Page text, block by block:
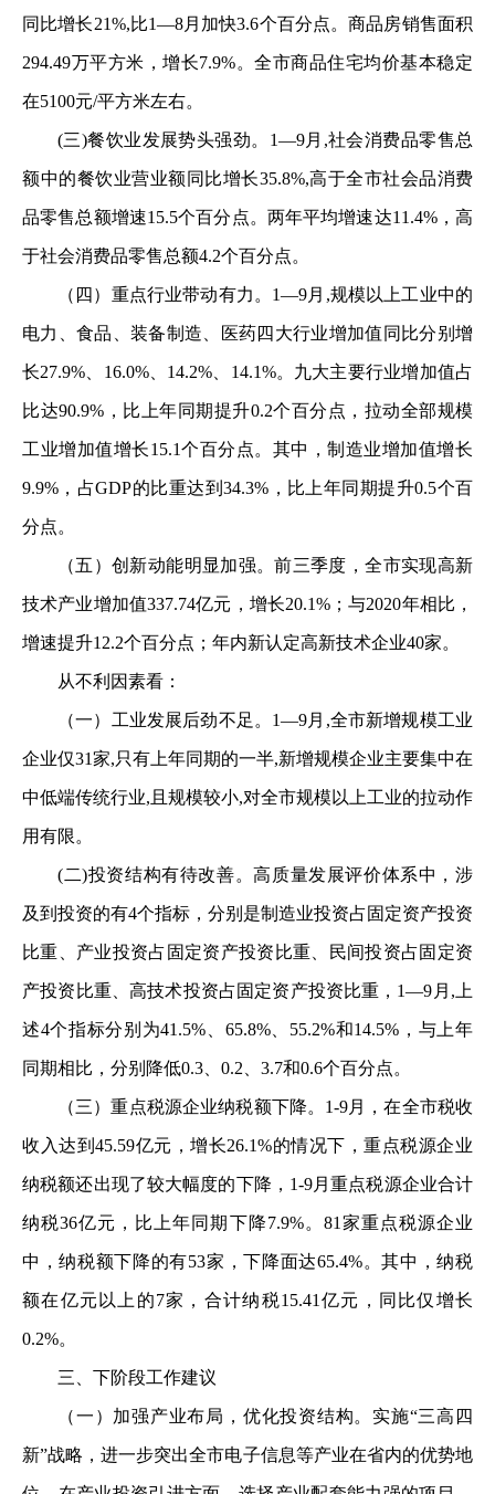
同比增长21%,比1—8月加快3.6个百分点。商品房销售面积
294.49万平方米，增长7.9%。全市商品住宅均价基本稳定
在5100元/平方米左右。
(三)餐饮业发展势头强劲。1—9月,社会消费品零售总
额中的餐饮业营业额同比增长35.8%,高于全市社会品消费
品零售总额增速15.5个百分点。两年平均增速达11.4%，高
于社会消费品零售总额4.2个百分点。
（四）重点行业带动有力。1—9月,规模以上工业中的
电力、食品、装备制造、医药四大行业增加值同比分别增
长27.9%、16.0%、14.2%、14.1%。九大主要行业增加值占
比达90.9%，比上年同期提升0.2个百分点，拉动全部规模
工业增加值增长15.1个百分点。其中，制造业增加值增长
9.9%，占GDP的比重达到34.3%，比上年同期提升0.5个百
分点。
（五）创新动能明显加强。前三季度，全市实现高新
技术产业增加值337.74亿元，增长20.1%；与2020年相比，
增速提升12.2个百分点；年内新认定高新技术企业40家。
从不利因素看：
（一）工业发展后劲不足。1—9月,全市新增规模工业
企业仅31家,只有上年同期的一半,新增规模企业主要集中在
中低端传统行业,且规模较小,对全市规模以上工业的拉动作
用有限。
(二)投资结构有待改善。高质量发展评价体系中，涉
及到投资的有4个指标，分别是制造业投资占固定资产投资
比重、产业投资占固定资产投资比重、民间投资占固定资
产投资比重、高技术投资占固定资产投资比重，1—9月,上
述4个指标分别为41.5%、65.8%、55.2%和14.5%，与上年
同期相比，分别降低0.3、0.2、3.7和0.6个百分点。
（三）重点税源企业纳税额下降。1-9月，在全市税收
收入达到45.59亿元，增长26.1%的情况下，重点税源企业
纳税额还出现了较大幅度的下降，1-9月重点税源企业合计
纳税36亿元，比上年同期下降7.9%。81家重点税源企业
中，纳税额下降的有53家，下降面达65.4%。其中，纳税
额在亿元以上的7家，合计纳税15.41亿元，同比仅增长
0.2%。
三、下阶段工作建议
（一）加强产业布局，优化投资结构。实施“三高四
新”战略，进一步突出全市电子信息等产业在省内的优势地